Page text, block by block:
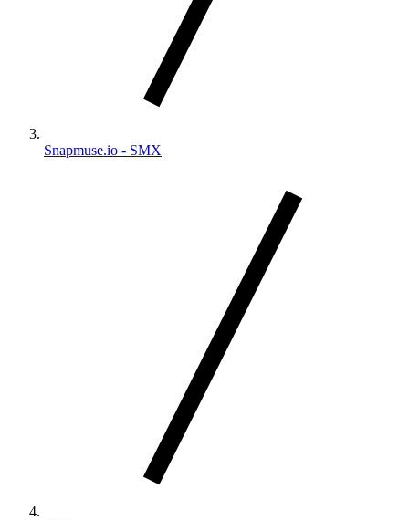
Snapmuse.io - SMX